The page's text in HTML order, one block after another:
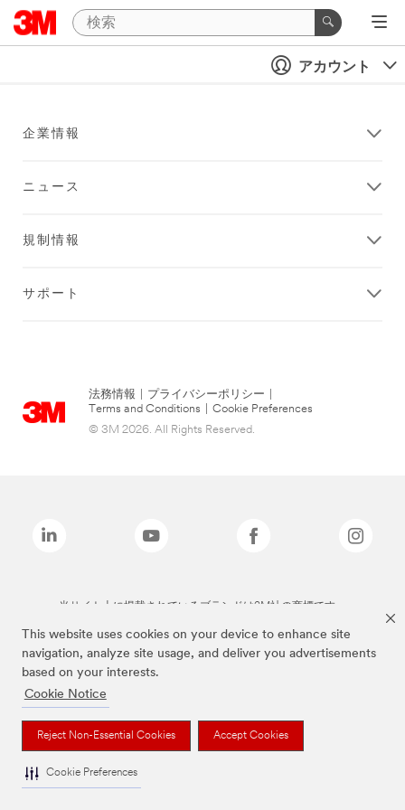
This website uses cookies on your device to enhance site
navigation, analyze site usage, and deliver you advertisements
based on your interests.
Cookie Notice
Reject Non-Essential Cookies Accept Cookies
Cookie Preferences
アカウント
企業情報
ニュース
規制情報
サポート
法務情報 プライバシーポリシー
Terms and Conditions
Cookie Preferences
© 3M 2026. All Rights Reserved.
当サイト上に掲載されているブランドは3M社の商標です。